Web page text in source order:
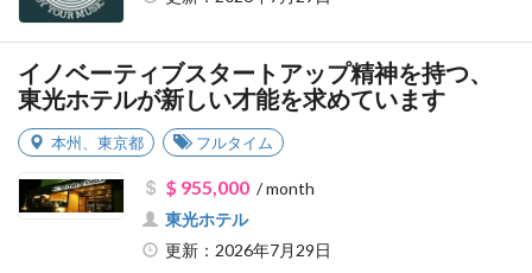
イノベーティブスタートアップ精神を持つ、
東光ホテルが新しい才能を求めています
本州 東京都 フルタイム
$ 955,000/ month
東光ホテル
更新：2026年7月29日